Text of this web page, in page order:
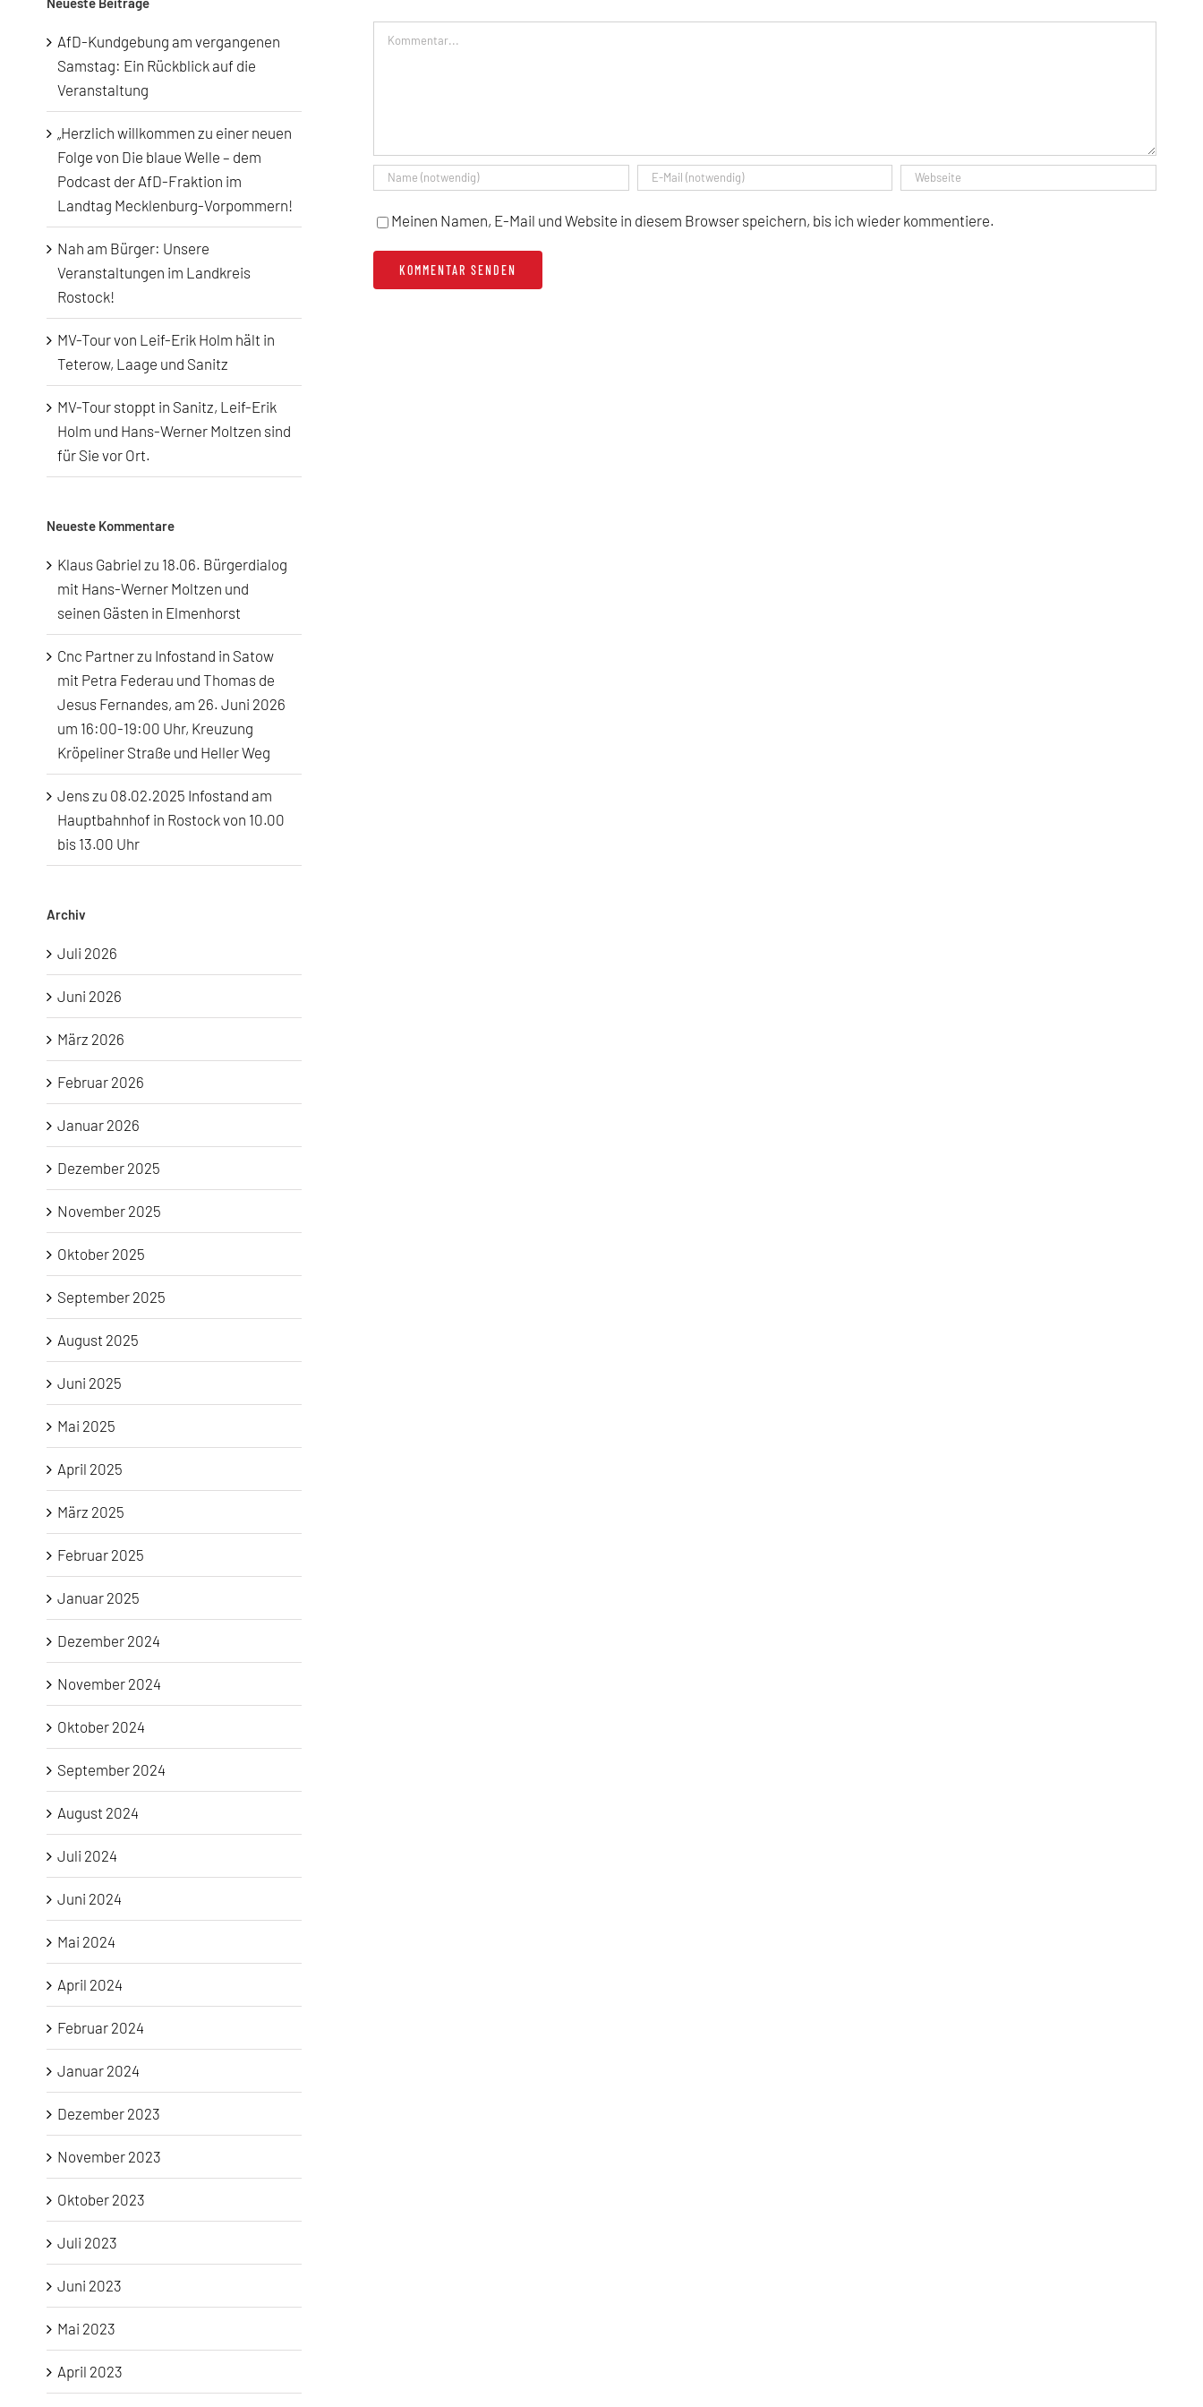
Kommentar
Meinen Namen, E-Mail und Website in diesem Browser speichern, bis ich wieder kommentiere.
AfD-Kundgebung am vergangenen
Samstag: Ein Rückblick auf die
Veranstaltung
„Herzlich willkommen zu einer neuen
Folge von Die blaue Welle – dem
Podcast der AfD-Fraktion im
Landtag Mecklenburg-Vorpommern!
Nah am Bürger: Unsere
Veranstaltungen im Landkreis
Rostock!
MV-Tour von Leif-Erik Holm hält in
Teterow, Laage und Sanitz
MV-Tour stoppt in Sanitz, Leif-Erik
Holm und Hans-Werner Moltzen sind
für Sie vor Ort.
Neueste Kommentare
Klaus Gabriel zu 18.06. Bürgerdialog
mit Hans-Werner Moltzen und
seinen Gästen in Elmenhorst
Cnc Partnerzu Infostand in Satow
mit Petra Federau und Thomas de
Jesus Fernandes, am 26. Juni 2026
um 16:00-19:00 Uhr, Kreuzung
Kröpeliner Straße und Heller Weg
Jenszu 08.02.2025 Infostand am
Hauptbahnhof in Rostock von 10.00
bis 13.00 Uhr
Archiv
Juli 2026
Juni 2026
März 2026
Februar 2026
Januar 2026
Dezember 2025
November 2025
Oktober 2025
September 2025
August 2025
Juni 2025
Mai 2025
April 2025
März 2025
Februar 2025
Januar 2025
Dezember 2024
November 2024
Oktober 2024
September 2024
August 2024
Juli 2024
Juni 2024
Mai 2024
April 2024
Februar 2024
Januar 2024
Dezember 2023
November 2023
Oktober 2023
Juli 2023
Juni 2023
Mai 2023
April 2023